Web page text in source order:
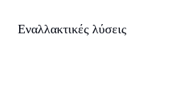
Εναλλακτικές λύσεις